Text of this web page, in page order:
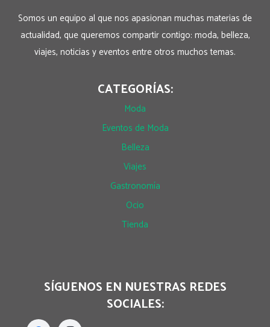
Somos un equipo al que nos apasionan muchas materias de
actualidad, que queremos compartir contigo: moda, belleza,
viajes, noticias y eventos entre otros muchos temas.
CATEGORÍAS:
Moda
Eventos de Moda
Belleza
Viajes
Gastronomía
Ocio
Tienda
SÍGUENOS EN NUESTRAS REDES
SOCIALES: